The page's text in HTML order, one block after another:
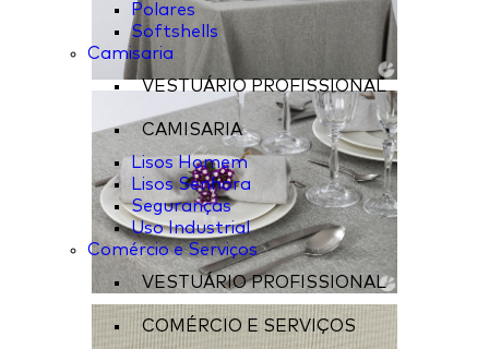
Polares
Softshells
Camisaria
VESTUÁRIO PROFISSIONAL
CAMISARIA
Lisos Homem
Lisos Senhora
Seguranças
Uso Industrial
Comércio e Serviços
VESTUÁRIO PROFISSIONAL
COMÉRCIO E SERVIÇOS